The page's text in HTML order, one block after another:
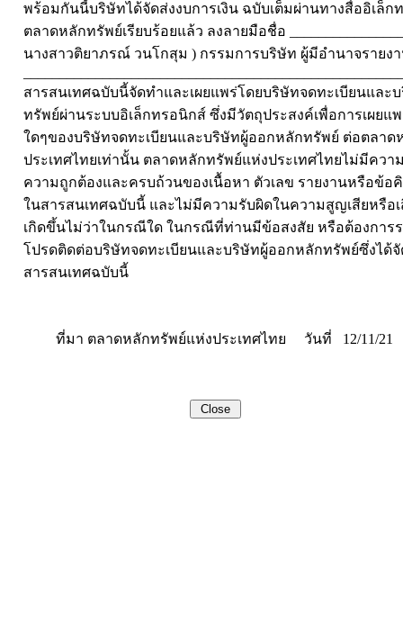
พร้อมกันนี้บริษัทได้จัดส่งงบการเงิน ฉบับเต็มผ่านทางสื่ออิเล็ก
ตลาดหลักทรัพย์เรียบร้อยแล้ว ลงลายมือชื่อ
นางสาวติยาภรณ์ วนโกสุม ) กรรมการบริษัท ผู้มีอำนาจรายง
สารสนเทศฉบับนี้จัดทำและเผยแพร่โดยบริษัทจดทะเบียนและ
ทรัพย์ผ่านระบบอิเล็กทรอนิกส์ ซึ่งมีวัตถุประสงค์เพื่อการเผยแ
ใดๆของบริษัทจดทะเบียนและบริษัทผู้ออกหลักทรัพย์ ต่อตลาด
ประเทศไทยเท่านั้น ตลาดหลักทรัพย์แห่งประเทศไทยไม่มีควา
ความถูกต้องและครบถ้วนของเนื้อหา ตัวเลข รายงานหรือข้อ
ในสารสนเทศฉบับนี้ และไม่มีความรับผิดในความสูญเสียหรือ
เกิดขึ้นไม่ว่าในกรณีใด ในกรณีที่ท่านมีข้อสงสัย หรือต้องการร
โปรดติดต่อบริษัทจดทะเบียนและบริษัทผู้ออกหลักทรัพย์ซึ่งได้จั
สารสนเทศฉบับนี้
ที่มา ตลาดหลักทรัพย์แห่งประเทศไทย วันที่ 12/11/21